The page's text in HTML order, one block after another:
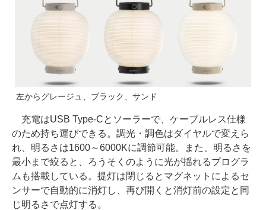
左からグレージュ、ブラック、サンド
充電はUSB Type-Cとソーラーで、ケーブルレス仕様
のため持ち運びできる。調光・調色はダイヤルで変えら
れ、明るさは1600～6000Kに調節可能。また、明るさを
最小まで絞ると、ろうそくのように光が揺れるプログラ
ムも搭載している。提灯は閉じるとマグネットによるセ
ンサーで自動的に消灯し、再び開くと消灯前の設定と同
じ明るさで点灯する。